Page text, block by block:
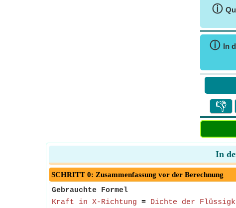
ⓘ
ⓘ In
👎
In
SCHRITT 0: Zusammenfassung vor der Berechnung
Gebrauchte Formel
Kraft in X-Richtung = Dichte der